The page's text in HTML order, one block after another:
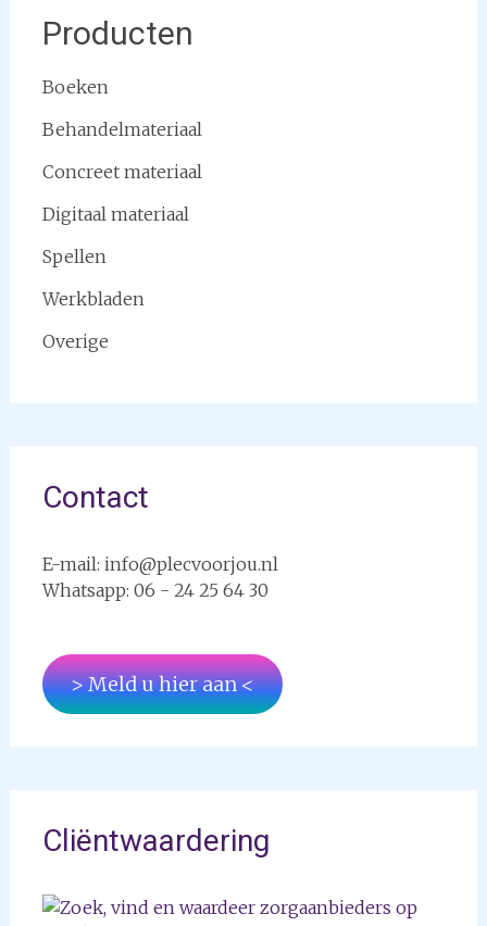
Producten
Boeken
Behandelmateriaal
Concreet materiaal
Digitaal materiaal
Spellen
Werkbladen
Overige
Contact
E-mail: info@plecvoorjou.nl
Whatsapp: 06 - 24 25 64 30
> Meld u hier aan <
Cliëntwaardering